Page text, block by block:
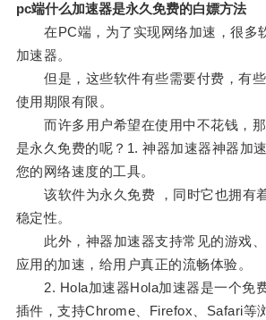
pc端什么加速器是永久免费的白嫖方法
在PC端，为了实现网络加速，很多
加速器。
但是，这些软件有些需要付费，有些
使用期限有限。
而许多用户希望在使用中不花钱，那
是永久免费的呢？1. 神器加速器神器加
您的网络速度的工具。
该软件为永久免费 ，同时它也拥有
稳定性。
此外，神器加速器支持常见的游戏、
应用的加速，给用户真正的流畅体验。
2. Hola加速器Hola加速器是一个免
插件，支持Chrome、Firefox、Safari等